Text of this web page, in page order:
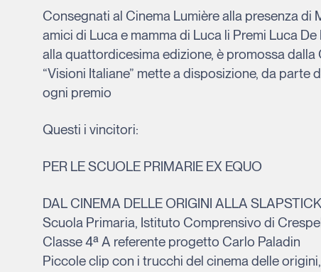
Consegnati al Cinema Lumière alla presenza di
amici di Luca e mamma di Luca li Premi Luca
alla quattordicesima edizione, è promossa
“Visioni Italiane” mette a disposizione, da
ogni premio
Questi i vincitori:
PER LE SCUOLE PRIMARIE EX EQUO
DAL CINEMA DELLE ORIGINI ALLA
Scuola Primaria, Istituto Comprensivo di
Classe 4ª A referente progetto Carlo Paladin
Piccole clip con i trucchi del cinema delle